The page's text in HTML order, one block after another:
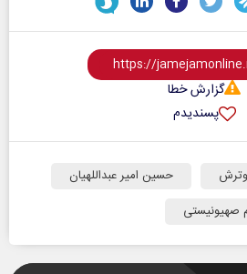
گزارش خطا
پسندیدم
حسین امیر عبداللهیان
صهیونیستی